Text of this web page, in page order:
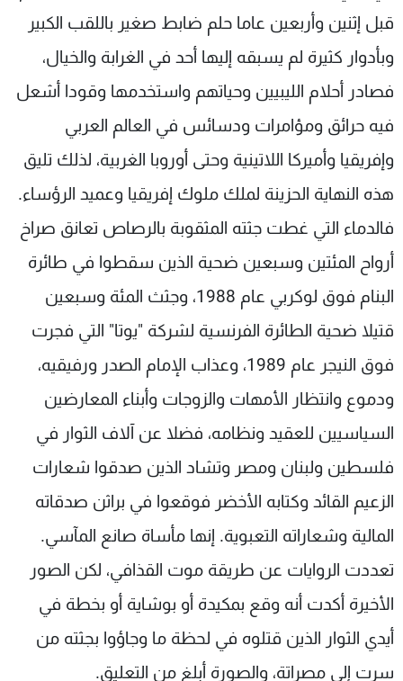
قبل إثنين وأربعين عاما حلم ضابط صغير باللقب الكبير
وبأدوار كثيرة لم يسبقه إليها أحد في الغرابة والخيال،
فصادر أحلام الليبيين وحياتهم واستخدمها وقودا أشعل
فيه حرائق ومؤامرات ودسائس في العالم العربي
وإفريقيا وأميركا اللاتينية وحتى أوروبا الغربية، لذلك تليق
هذه النهاية الحزينة لملك ملوك إفريقيا وعميد الرؤساء.
فالدماء التي غطت جثته المثقوبة بالرصاص تعانق صراخ
أرواح المئتين وسبعين ضحية الذين سقطوا في طائرة
البنام فوق لوكربي عام 1988، وجثث المئة وسبعين
قتيلا ضحية الطائرة الفرنسية لشركة "يوتا" التي فجرت
فوق النيجر عام 1989، وعذاب الإمام الصدر ورفيقيه،
ودموع وانتظار الأمهات والزوجات وأبناء المعارضين
السياسيين للعقيد ونظامه، فضلا عن آلاف الثوار في
فلسطين ولبنان ومصر وتشاد الذين صدقوا شعارات
الزعيم القائد وكتابه الأخضر فوقعوا في براثن صدقاته
المالية وشعاراته التعبوية. إنها مأساة صانع المآسي.
تعددت الروايات عن طريقة موت القذافي، لكن الصور
الأخيرة أكدت أنه وقع بمكيدة أو بوشاية أو بخطة في
أيدي الثوار الذين قتلوه في لحظة ما وجاؤوا بجثته من
سرت إلى مصراتة، والصورة أبلغ من التعليق.